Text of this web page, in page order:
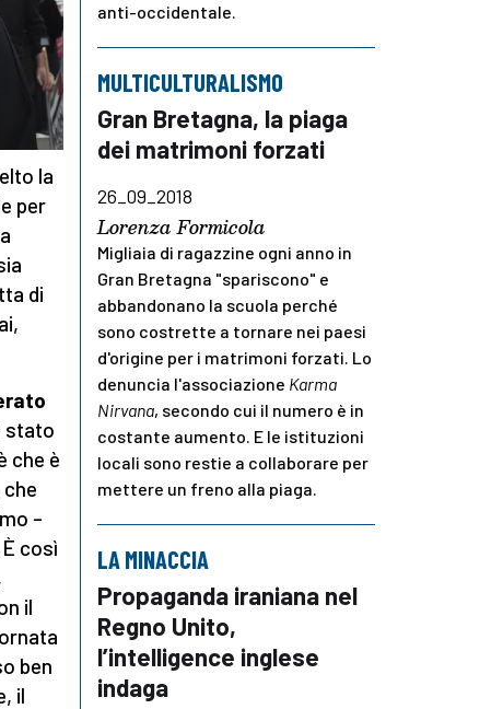
la
per
di
stato
che è
–
È così
il
ben
il
anti-occidentale.
MULTICULTURALISMO
Gran Bretagna, la piaga
dei matrimoni forzati
26_09_2018
Lorenza Formicola
Migliaia di ragazzine ogni anno in
Gran Bretagna "spariscono" e
abbandonano la scuola perché
sono costrette a tornare nei paesi
d'origine per i matrimoni forzati. Lo
denuncia l'associazione Karma
Nirvana, secondo cui il numero è in
costante aumento. E le istituzioni
locali sono restie a collaborare per
mettere un freno alla piaga.
LA MINACCIA
Propaganda iraniana nel
Regno Unito,
l’intelligence inglese
indaga